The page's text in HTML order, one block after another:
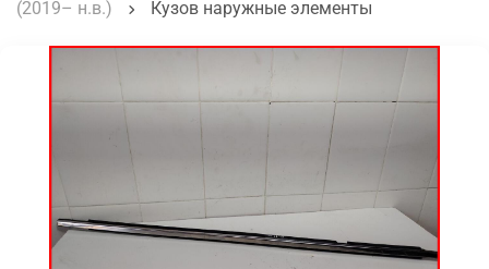
(2019– н.в.)
Кузов наружные элементы